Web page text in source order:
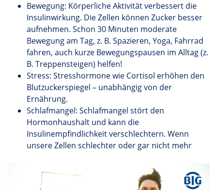
Bewegung: Körperliche Aktivität verbessert die
Insulinwirkung. Die Zellen können Zucker besser
aufnehmen. Schon 30 Minuten moderate
Bewegung am Tag, z. B. Spazieren, Yoga, Fahrrad
fahren, auch kurze Bewegungspausen im Alltag (z.
B. Treppensteigen) helfen!
Stress: Stresshormone wie Cortisol erhöhen den
Blutzuckerspiegel – unabhängig von der
Ernährung.
Schlafmangel: Schlafmangel stört den
Hormonhaushalt und kann die
Insulinempfindlichkeit verschlechtern. Wenn
unsere Zellen schlechter oder gar nicht mehr